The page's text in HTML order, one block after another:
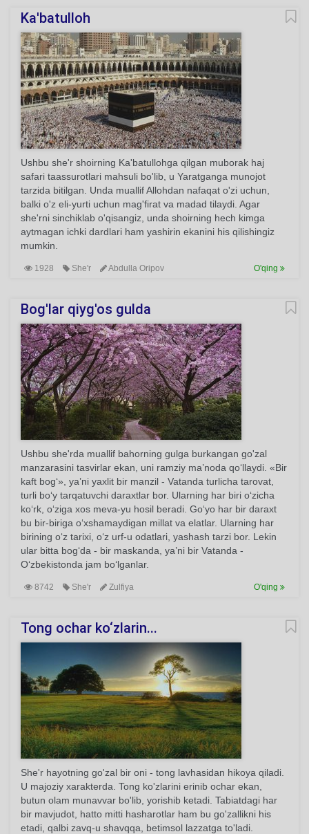
Ka'batulloh
Ushbu she'r shoirning Ka'batullohga qilgan muborak haj
safari taassurotlari mahsuli bo'lib, u Yaratganga munojot
tarzida bitilgan. Unda muallif Allohdan nafaqat o'zi uchun,
balki o'z eli-yurti uchun mag'firat va madad tilaydi. Agar
she'rni sinchiklab o'qisangiz, unda shoirning hech kimga
aytmagan ichki dardlari ham yashirin ekanini his qilishingiz
mumkin.
1928 She'r Abdulla Oripov O'qing
Bog'lar qiyg'os gulda
Ushbu she'rda muallif bahorning gulga burkangan go'zal
manzarasini tasvirlar ekan, uni ramziy ma’noda qo‘llaydi. «Bir
kaft bog‘», ya’ni yaxlit bir manzil - Vatanda turlicha tarovat,
turli bo‘y tarqatuvchi daraxtlar bor. Ularning har biri o‘zicha
ko‘rk, o‘ziga xos meva-yu hosil beradi. Go‘yo har bir daraxt
bu bir-biriga o‘xshamaydigan millat va elatlar. Ularning har
birining o‘z tarixi, o‘z urf-u odatlari, yashash tarzi bor. Lekin
ular bitta bog‘da - bir maskanda, ya’ni bir Vatanda -
O‘zbekistonda jam bo‘lganlar.
8742 She'r Zulfiya O'qing
Tong ochar ko‘zlarin...
She'r hayotning go'zal bir oni - tong lavhasidan hikoya qiladi.
U majoziy xarakterda. Tong ko'zlarini erinib ochar ekan,
butun olam munavvar bo'lib, yorishib ketadi. Tabiatdagi har
bir mavjudot, hatto mitti hasharotlar ham bu go'zallikni his
etadi, qalbi zavq-u shavqqa, betimsol lazzatga to'ladi.